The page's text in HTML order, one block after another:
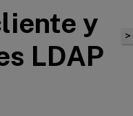
y
LDAP
>